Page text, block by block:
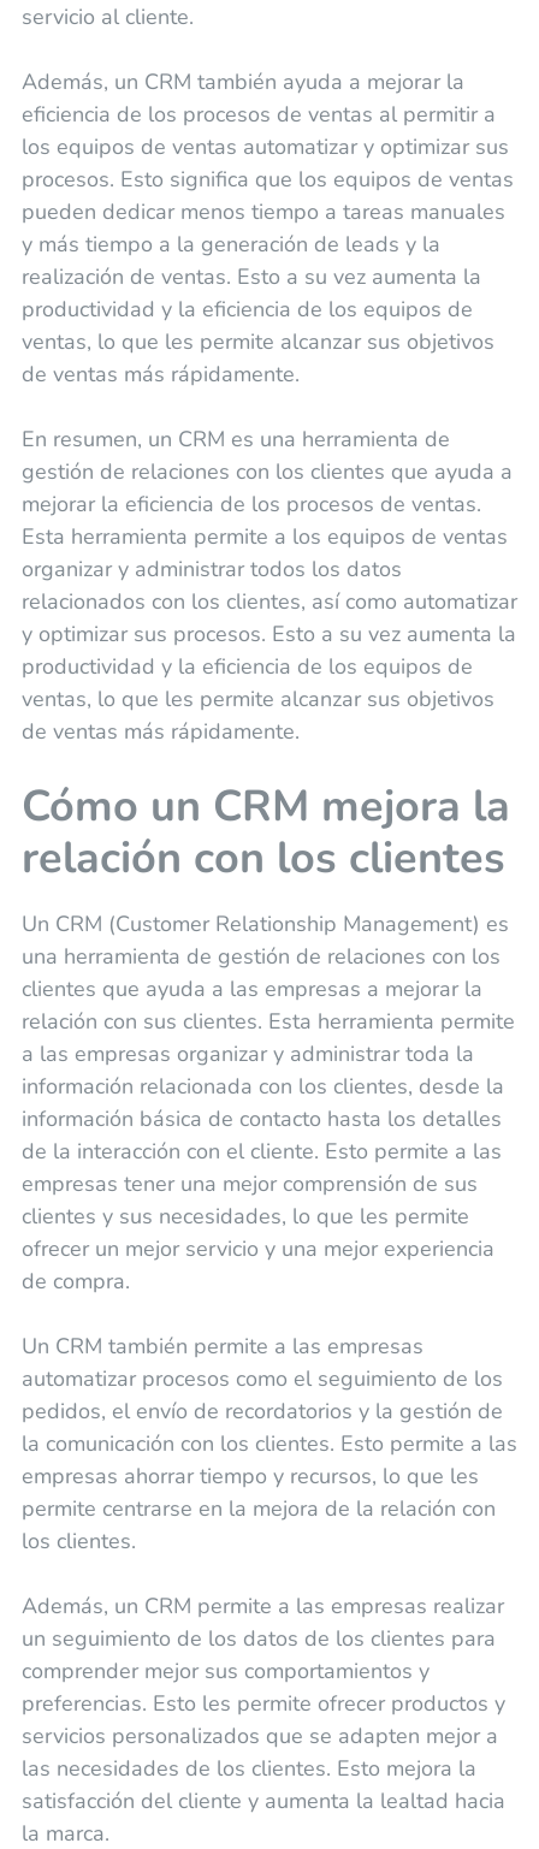
servicio al cliente.
Además, un CRM también ayuda a mejorar la
eficiencia de los procesos de ventas al permitir a
los equipos de ventas automatizar y optimizar sus
procesos. Esto significa que los equipos de ventas
pueden dedicar menos tiempo a tareas manuales
y más tiempo a la generación de leads y la
realización de ventas. Esto a su vez aumenta la
productividad y la eficiencia de los equipos de
ventas, lo que les permite alcanzar sus objetivos
de ventas más rápidamente.
En resumen, un CRM es una herramienta de
gestión de relaciones con los clientes que ayuda a
mejorar la eficiencia de los procesos de ventas.
Esta herramienta permite a los equipos de ventas
organizar y administrar todos los datos
relacionados con los clientes, así como automatizar
y optimizar sus procesos. Esto a su vez aumenta la
productividad y la eficiencia de los equipos de
ventas, lo que les permite alcanzar sus objetivos
de ventas más rápidamente.
Cómo un CRM mejora la
relación con los clientes
Un CRM (Customer Relationship Management) es
una herramienta de gestión de relaciones con los
clientes que ayuda a las empresas a mejorar la
relación con sus clientes. Esta herramienta permite
a las empresas organizar y administrar toda la
información relacionada con los clientes, desde la
información básica de contacto hasta los detalles
de la interacción con el cliente. Esto permite a las
empresas tener una mejor comprensión de sus
clientes y sus necesidades, lo que les permite
ofrecer un mejor servicio y una mejor experiencia
de compra.
Un CRM también permite a las empresas
automatizar procesos como el seguimiento de los
pedidos, el envío de recordatorios y la gestión de
la comunicación con los clientes. Esto permite a las
empresas ahorrar tiempo y recursos, lo que les
permite centrarse en la mejora de la relación con
los clientes.
Además, un CRM permite a las empresas realizar
un seguimiento de los datos de los clientes para
comprender mejor sus comportamientos y
preferencias. Esto les permite ofrecer productos y
servicios personalizados que se adapten mejor a
las necesidades de los clientes. Esto mejora la
satisfacción del cliente y aumenta la lealtad hacia
la marca.